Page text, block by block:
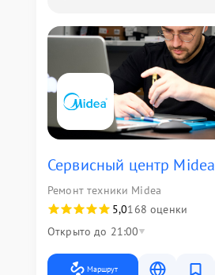
Сервисный центр Midea
Ремонт техники Midea
5,0168 оценки
Открыто до 21:00
Маршрут